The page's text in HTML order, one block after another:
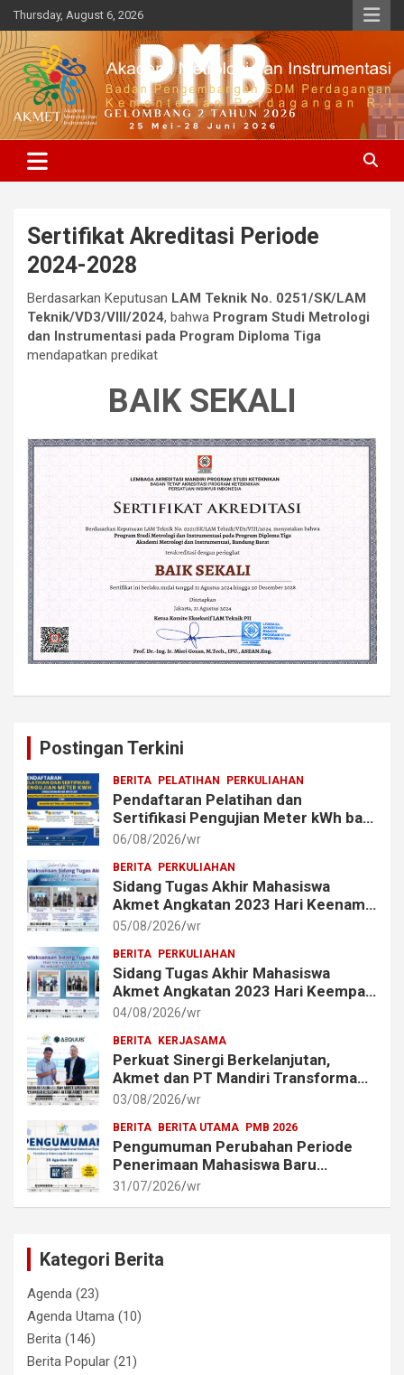
Skip
to
content
Thursday, August 6, 2026
Akademi Metrologi dan
Instrumenasi
BPSDMP, Kementerian Perdagangan R.I
Sertifikat Akreditasi Periode
2024-2028
Berdasarkan Keputusan LAM Teknik No. 0251/SK/LAM
Teknik/VD3/VIII/2024, bahwa Program Studi Metrologi
dan Instrumentasi pada Program Diploma Tiga
mendapatkan predikat
BAIK SEKALI
Postingan Terkini
BERITA PELATIHAN PERKULIAHAN
Pendaftaran Pelatihan dan
Sertifikasi Pengujian Meter kWh bagi
Mahasiswa dan Alumni Akmet
06/08/2026 wr
BERITA PERKULIAHAN
Sidang Tugas Akhir Mahasiswa
Akmet Angkatan 2023 Hari Keenam
Berlangsung Lancar
05/08/2026 wr
BERITA PERKULIAHAN
Sidang Tugas Akhir Mahasiswa
Akmet Angkatan 2023 Hari Keempat
dan Kelima Berlangsung Lancar
04/08/2026 wr
BERITA KERJASAMA
Perkuat Sinergi Berkelanjutan,
Akmet dan PT Mandiri Transforma
Global (MTG) Resmi Perpanjang
03/08/2026 wr
BERITA BERITA UTAMA PMB 2026
Pengumuman Perubahan Periode
Penerimaan Mahasiswa Baru
Akademi Metrologi dan
31/07/2026 wr
Kategori Berita
Agenda (23)
Agenda Utama (10)
Berita (146)
Berita Popular (21)